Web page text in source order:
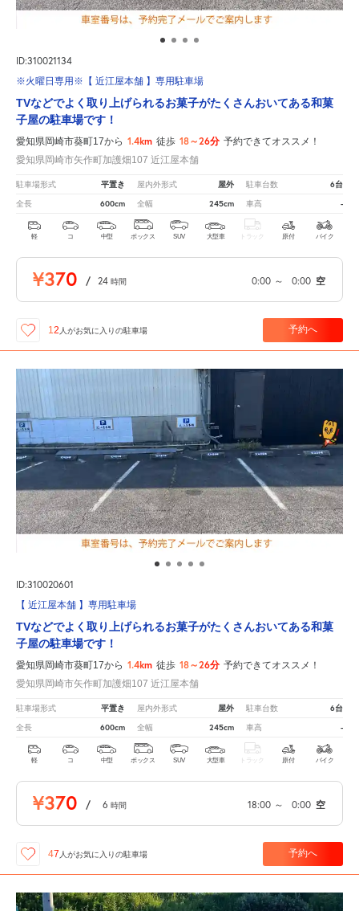
ID:310021134
※火曜日専用※【 近江屋本舗 】専用駐車場
TVなどでよく取り上げられるお菓子がたくさんおいてある和菓
子屋の駐車場です！
愛知県岡崎市葵町17から 1.4km 徒歩 18～26分 予約できてオススメ！
愛知県岡崎市矢作町加護畑107 近江屋本舗
駐車場形式 平置き 屋内外形式 屋外 駐車台数 6台
全長 600cm 全幅 245cm 車高 -
軽 コ 中型 ボックス SUV 大型車 トラック 原付 バイク
¥370 / 24 時間 0:00 ～ 0:00 空
12 人がお気に入りの駐車場 予約へ
ID:310020601
【 近江屋本舗 】専用駐車場
TVなどでよく取り上げられるお菓子がたくさんおいてある和菓
子屋の駐車場です！
愛知県岡崎市葵町17から 1.4km 徒歩 18～26分 予約できてオススメ！
愛知県岡崎市矢作町加護畑107 近江屋本舗
駐車場形式 平置き 屋内外形式 屋外 駐車台数 6台
全長 600cm 全幅 245cm 車高 -
軽 コ 中型 ボックス SUV 大型車 トラック 原付 バイク
¥370 / 6 時間 18:00 ～ 0:00 空
47 人がお気に入りの駐車場 予約へ